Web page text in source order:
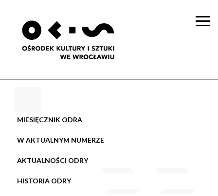
MIESIĘCZNIK ODRA
W AKTUALNYM NUMERZE
AKTUALNOŚCI ODRY
HISTORIA ODRY